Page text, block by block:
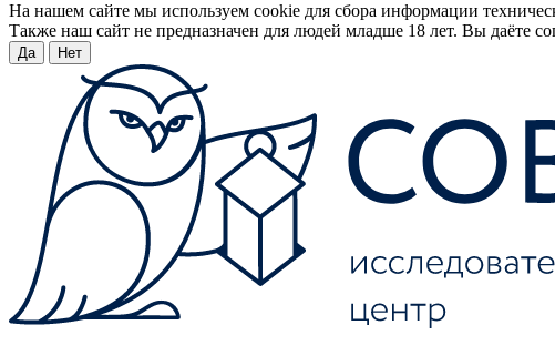
На нашем сайте мы используем cookie для сбора информации
Также наш сайт не предназначен для людей младше 18 лет. Вы даёте
Да Нет